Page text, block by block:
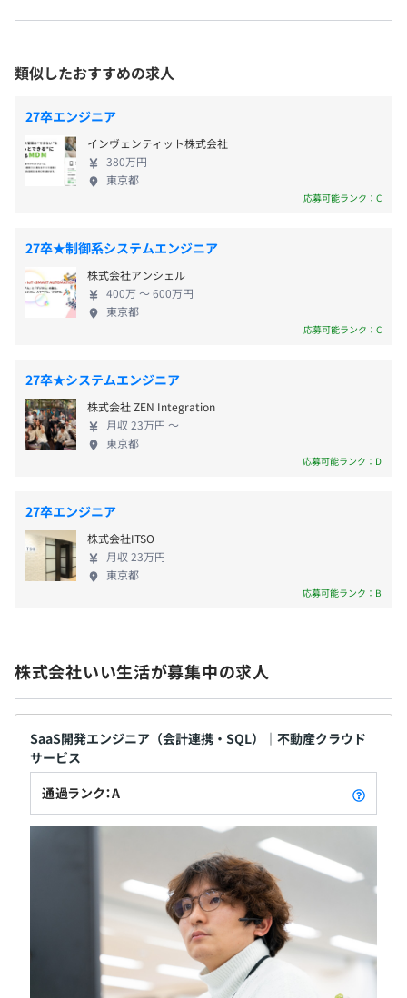
【スキルアップ・キャリアアップ支援】
・書籍購入支援
・外部勉強会への参加
・定期的な社内勉強会開催
・プログラミングコンテストへの参加
【新卒内定者向け】
アジャイル、スクラム、チケット駆動開発
Kubernetes、Amazon ECS、Google Kubernetes
Engine、Amazon Elastic Kubernetes Service、
Prometheus、Amazon CloudWatch
♦OKRによる目標設定
「各人のグレード」と「本部ごとに求められる職務・能力
要件」を明確にした上で、期初に上長と相談しながら納得
感のある目標を設定。​
職種やチームによって定性/定量的な目標をバランスよく
設定、成長を促すような評価制度を導入しています。
上期・下期の目標設定、振り返りによる評価を行っていま
す。（査定は年1回）
また、各部門によっては上長が隔週1on1で目標の振り返
りやキャリア相談の実施を行っています。
東京メトロ日比谷線 「広尾駅」3番出口より徒歩3分
・有給看護休暇（年間6日取得可能）
・通勤手当：月額定期代支給（非課税限度額まで）
・宅地建物取引士資格手当（月額10,000円支給）
・育児支援手当（扶養する子一人につき月額30,000円支
給※高校卒業時まで）
賞与：年2回
社会保険完備（健康保険・厚生年金加入・雇用保険・労災
関東ITソフトウェア健保組合に加入
◎関東ITソフトウェア健康保険組合提携施設利用可能
試用期間あり：3か月
資格手当制度（受験・講習・登録費用を全額補助し、月額
資格取得支援制度（業務に役立つ各種資格の取得に必要な
受検料、書籍代を補助）
メンター制度の有無
なし
前年度の有給休暇の平均取得日数
14.0日
前事業年度の育児休業取得者数／出産者数
男性4人/7人
役員0.0%
管理職5.0%
創業し、主に不動産市場で必要とされるシステムを
しています。 創業からわずか6年で東証マザーズに上
場を果たし、現在は東証スタンダード市場に上場し
ており、他社に先駆けていち早く不動産業界のDXを
推進してきました。 不動産業界は市場規模が65兆円
とも言われる巨大市場ですが、近年やっと電子契約
が解禁されるなど規制緩和が進み、さらにDXが加速
していく見込みです。 今後も不動産向けSaaSの領域
会社の間のさまざまな不便なことを取り除き、不動
産市場全体をアップデートしていきます。 また、不
動産会社だけでなく、消費者や市場すべてによりよ
い仕組みを提供していこうとしております。 自社プ
ロダクト開発ですので、不動産に関わる関連領域に
DXの促進を進めており、常に新たなプロダクト開発
を検討しています。
類似したおすすめの求人
27卒エンジニア
インヴェンティット株式会社
380万円
東京都
応募可能ランク：C
27卒★制御系システムエンジニア
株式会社アンシェル
400万 〜 600万円
東京都
応募可能ランク：C
27卒★システムエンジニア
株式会社 ZEN Integration
月収 23万円 〜
東京都
応募可能ランク：D
27卒エンジニア
株式会社ITSO
月収 23万円
東京都
応募可能ランク：B
株式会社いい生活が募集中の求人
SaaS開発エンジニア（会計連携・SQL）｜不動産クラウド
サービス
通過ランク：A